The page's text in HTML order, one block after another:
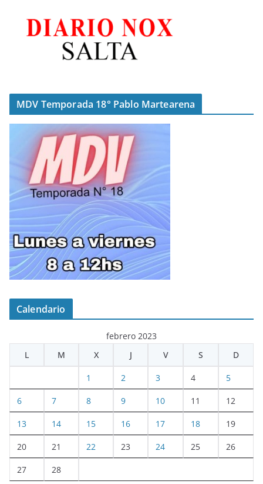
MDV Temporada 18° Pablo Martearena
Calendario
febrero 2023
L
M X J V S D
1 2 3 4 5
6 7 8 9 10 11 12
13 14 15 16 17 18 19
20 21 22 23 24 25 26
27 28